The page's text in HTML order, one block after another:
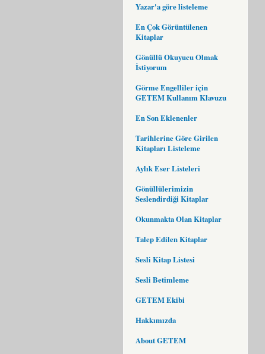
Yazar'a göre listeleme
En Çok Görüntülenen
Kitaplar
Gönüllü Okuyucu Olmak
İstiyorum
Görme Engelliler için
GETEM Kullanım Klavuzu
En Son Eklenenler
Tarihlerine Göre Girilen
Kitapları Listeleme
Aylık Eser Listeleri
Gönüllülerimizin
Seslendirdiği Kitaplar
Okunmakta Olan Kitaplar
Talep Edilen Kitaplar
Sesli Kitap Listesi
Sesli Betimleme
GETEM Ekibi
Hakkımızda
About GETEM